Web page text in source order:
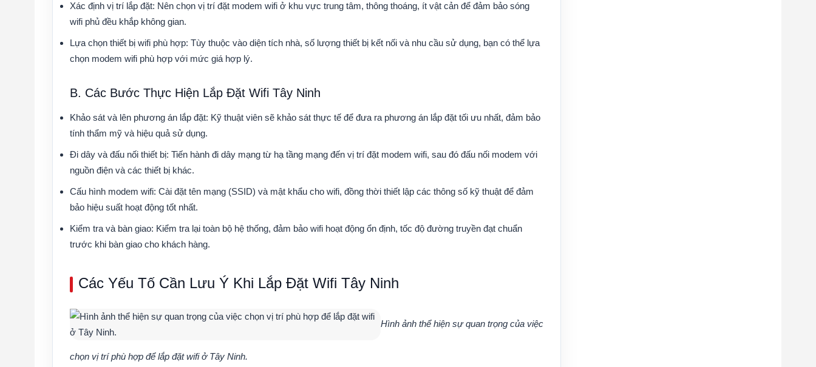
Xác định vị trí lắp đặt: Nên chọn vị trí đặt modem wifi ở khu vực trung tâm, thông thoáng, ít vật cản để đảm bảo sóng
wifi phủ đều khắp không gian.
Lựa chọn thiết bị wifi phù hợp: Tùy thuộc vào diện tích nhà, số lượng thiết bị kết nối và nhu cầu sử dụng, bạn có thể lựa
chọn modem wifi phù hợp với mức giá hợp lý.
B. Các Bước Thực Hiện Lắp Đặt Wifi Tây Ninh
Khảo sát và lên phương án lắp đặt: Kỹ thuật viên sẽ khảo sát thực tế để đưa ra phương án lắp đặt tối ưu nhất, đảm bảo
tính thẩm mỹ và hiệu quả sử dụng.
Đi dây và đấu nối thiết bị: Tiến hành đi dây mạng từ hạ tầng mạng đến vị trí đặt modem wifi, sau đó đấu nối modem với
nguồn điện và các thiết bị khác.
Cấu hình modem wifi: Cài đặt tên mạng (SSID) và mật khẩu cho wifi, đồng thời thiết lập các thông số kỹ thuật để đảm
bảo hiệu suất hoạt động tốt nhất.
Kiểm tra và bàn giao: Kiểm tra lại toàn bộ hệ thống, đảm bảo wifi hoạt động ổn định, tốc độ đường truyền đạt chuẩn
trước khi bàn giao cho khách hàng.
Các Yếu Tố Cần Lưu Ý Khi Lắp Đặt Wifi Tây Ninh
Hình ảnh thể hiện sự quan trọng của việc
chọn vị trí phù hợp để lắp đặt wifi ở Tây Ninh.